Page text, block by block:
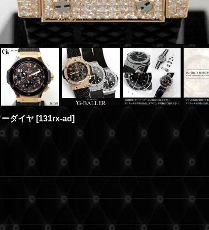
ダイヤ [131rx-ad]